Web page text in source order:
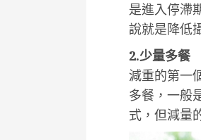
是進入停滯
說就是降低
2.少量多餐
減重的第一
多餐，一般
式，但減量